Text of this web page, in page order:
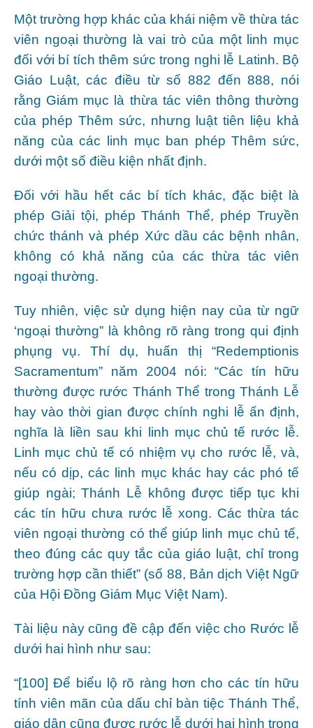
Một trường hợp khác của khái niệm về thừa tác
viên ngoại thường là vai trò của một linh mục
đối với bí tích thêm sức trong nghi lễ Latinh. Bộ
Giáo Luật, các điều từ số 882 đến 888, nói
rằng Giám mục là thừa tác viên thông thường
của phép Thêm sức, nhưng luật tiên liệu khả
năng của các linh mục ban phép Thêm sức,
dưới một số điều kiện nhất định.
Đối với hầu hết các bí tích khác, đặc biệt là
phép Giải tội, phép Thánh Thể, phép Truyền
chức thánh và phép Xức dầu các bệnh nhân,
không có khả năng của các thừa tác viên
ngoại thường.
Tuy nhiên, việc sử dụng hiện nay của từ ngữ
‘ngoại thường” là không rõ ràng trong qui định
phụng vụ. Thí dụ, huấn thị “Redemptionis
Sacramentum” năm 2004 nói: “Các tín hữu
thường được rước Thánh Thể trong Thánh Lễ
hay vào thời gian được chính nghi lễ ấn định,
nghĩa là liền sau khi linh mục chủ tế rước lễ.
Linh mục chủ tế có nhiệm vụ cho rước lễ, và,
nếu có dịp, các linh mục khác hay các phó tế
giúp ngài; Thánh Lễ không được tiếp tục khi
các tín hữu chưa rước lễ xong. Các thừa tác
viên ngoại thường có thể giúp linh mục chủ tế,
theo đúng các quy tắc của giáo luật, chỉ trong
trường hợp cần thiết” (số 88, Bản dịch Việt Ngữ
của Hội Đồng Giám Mục Việt Nam).
Tài liệu này cũng đề cập đến việc cho Rước lễ
dưới hai hình như sau:
“[100] Để biểu lộ rõ ràng hơn cho các tín hữu
tính viên mãn của dấu chỉ bàn tiệc Thánh Thể,
giáo dân cũng được rước lễ dưới hai hình trong